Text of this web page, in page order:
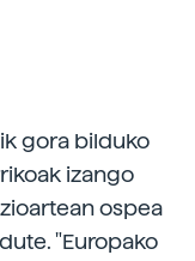
gora bilduko
izango
ospea
"Europako